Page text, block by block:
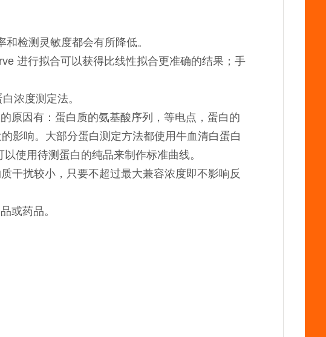
检测灵敏度都会有所降低。
进行拟合可以获得比线性拟合更准确的结果；手
浓度测定法。
因有：蛋白质的氨基酸序列，等电点，蛋白的
影响。大部分蛋白测定方法都使用牛血清白蛋白
使用待测蛋白的纯品来制作标准曲线。
扰较小，只要不超过最大兼容浓度即不影响反
或药品。